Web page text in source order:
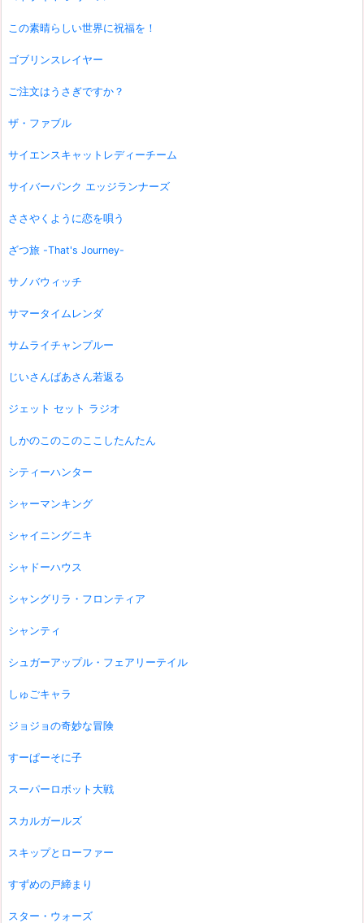
この素晴らしい世界に祝福を！
ゴブリンスレイヤー
ご注文はうさぎですか？
ザ・ファブル
サイエンスキャットレディーチーム
サイバーパンク エッジランナーズ
ささやくように恋を唄う
ざつ旅 -That's Journey-
サノバウィッチ
サマータイムレンダ
サムライチャンプルー
じいさんばあさん若返る
ジェット セット ラジオ
しかのこのこのここしたんたん
シティーハンター
シャーマンキング
シャイニングニキ
シャドーハウス
シャングリラ・フロンティア
シャンティ
シュガーアップル・フェアリーテイル
しゅごキャラ
ジョジョの奇妙な冒険
すーぱーそに子
スーパーロボット大戦
スカルガールズ
スキップとローファー
すずめの戸締まり
スター・ウォーズ